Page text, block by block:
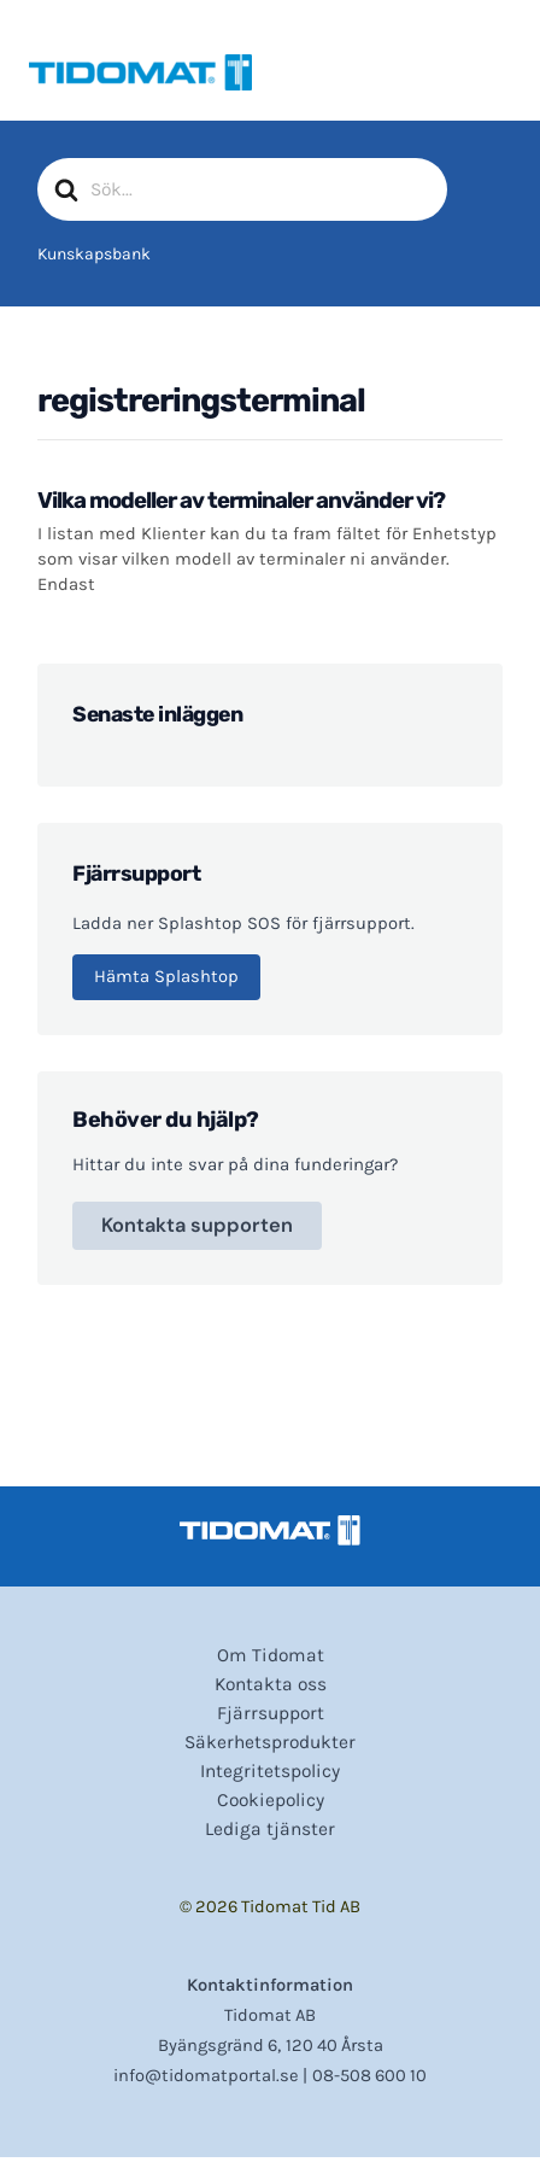
innehåll
Sök
efter
Kunskapsbank
registreringsterminal
Vilka modeller av terminaler använder vi?
I listan med Klienter kan du ta fram fältet för Enhetstyp
som visar vilken modell av terminaler ni använder.
Endast
Senaste inläggen
Fjärrsupport
Ladda ner Splashtop SOS för fjärrsupport.
Hämta Splashtop
Behöver du hjälp?
Hittar du inte svar på dina funderingar?
Kontakta supporten
Om Tidomat
Kontakta oss
Fjärrsupport
Säkerhetsprodukter
Integritetspolicy
Cookiepolicy
Lediga tjänster
© 2026 Tidomat Tid AB
Kontaktinformation
Tidomat AB
Byängsgränd 6, 120 40 Årsta
info@tidomatportal.se |
08-508 600 10